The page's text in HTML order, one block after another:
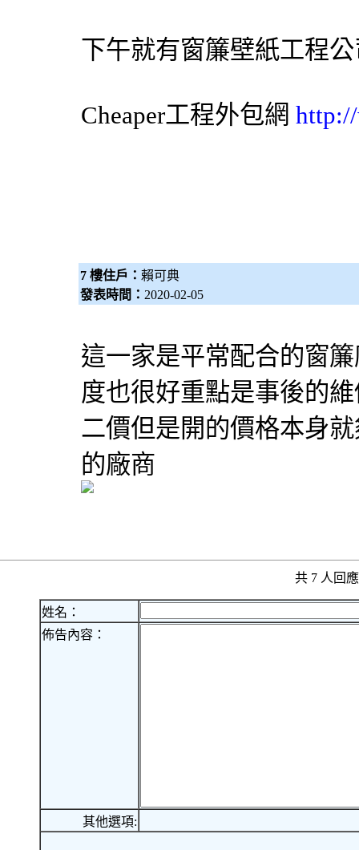
下午就有窗簾壁紙工程
Cheaper工程外包網
7 樓住戶： 賴可典
發表時間： 2020-02-05
這一家是平常配合的窗
度也很好重點是事後的
二價但是開的價格本身
的廠商
共 7 人回
姓名：
佈告內容：
其他選項: